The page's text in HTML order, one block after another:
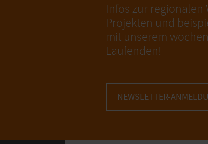
Infos zur regionalen
Projekten und
mit unserem
Laufenden!
NEWSLETTER-